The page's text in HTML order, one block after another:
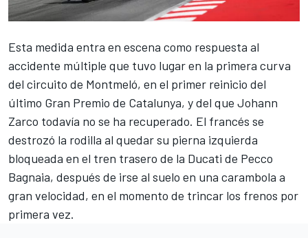
Esta medida entra en escena como respuesta al
accidente múltiple que tuvo lugar en la primera curva
del circuito de Montmeló, en el primer reinicio del
último Gran Premio de Catalunya, y del que Johann
Zarco todavía no se ha recuperado. El francés se
destrozó la rodilla al quedar su pierna izquierda
bloqueada en el tren trasero de la Ducati de Pecco
Bagnaia, después de irse al suelo en una carambola a
gran velocidad, en el momento de trincar los frenos por
primera vez.